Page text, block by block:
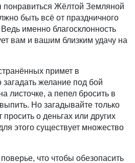
понравиться Жёлтой Земляной
быть всё от праздничного
именно благосклонность
вам и вашим близким удачу на
примет в
желание под бой
листочке, а пепел бросить в
Но загадывайте только
о деньгах или других
этого существует множество
что чтобы обезопасить